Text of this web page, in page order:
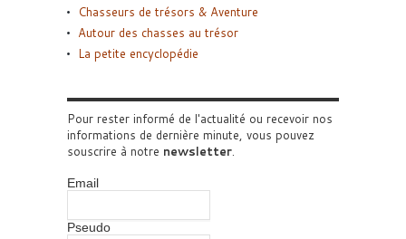
Chasseurs de trésors & Aventure
Autour des chasses au trésor
La petite encyclopédie
Pour rester informé de l'actualité ou recevoir nos
informations de dernière minute, vous pouvez
souscrire à notre newsletter.
Email
Pseudo